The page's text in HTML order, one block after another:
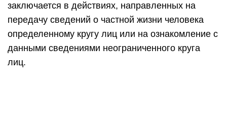
заключается в действиях, направленных на
передачу сведений о частной жизни человека
определенному кругу лиц или на ознакомление с
данными сведениями неограниченного круга
лиц.